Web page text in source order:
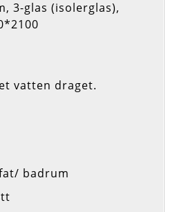
3-glas (isolerglas),
vatten draget.
badrum